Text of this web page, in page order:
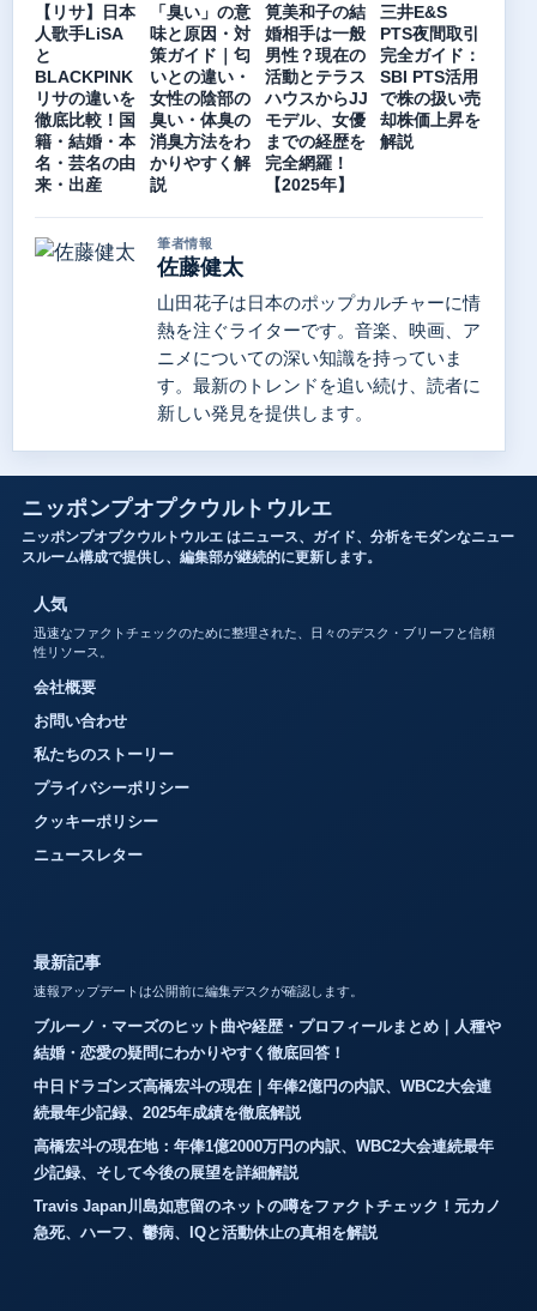
【リサ】日本
人歌手LiSA
と
BLACKPINK
リサの違いを
徹底比較！国
籍・結婚・本
名・芸名の由
来・出産
「臭い」の意
味と原因・対
策ガイド｜匂
いとの違い・
女性の陰部の
臭い・体臭の
消臭方法をわ
かりやすく解
説
筧美和子の結
婚相手は一般
男性？現在の
活動とテラス
ハウスからJJ
モデル、女優
までの経歴を
完全網羅！
【2025年】
三井E&S
PTS夜間取引
完全ガイド：
SBI PTS活用
で株の扱い売
却株価上昇を
解説
筆者情報
佐藤健太
山田花子は日本のポップカルチャーに情
熱を注ぐライターです。音楽、映画、ア
ニメについての深い知識を持っていま
す。最新のトレンドを追い続け、読者に
新しい発見を提供します。
ニッポンプオプクウルトウルエ
ニッポンプオプクウルトウルエ はニュース、ガイド、分析をモダンなニュー
スルーム構成で提供し、編集部が継続的に更新します。
人気
迅速なファクトチェックのために整理された、日々のデスク・ブリーフと信頼
性リソース。
会社概要
お問い合わせ
私たちのストーリー
プライバシーポリシー
クッキーポリシー
ニュースレター
最新記事
速報アップデートは公開前に編集デスクが確認します。
ブルーノ・マーズのヒット曲や経歴・プロフィールまとめ｜人種や
結婚・恋愛の疑問にわかりやすく徹底回答！
中日ドラゴンズ高橋宏斗の現在｜年俸2億円の内訳、WBC2大会連
続最年少記録、2025年成績を徹底解説
高橋宏斗の現在地：年俸1億2000万円の内訳、WBC2大会連続最年
少記録、そして今後の展望を詳細解説
Travis Japan川島如恵留のネットの噂をファクトチェック！元カノ
急死、ハーフ、鬱病、IQと活動休止の真相を解説